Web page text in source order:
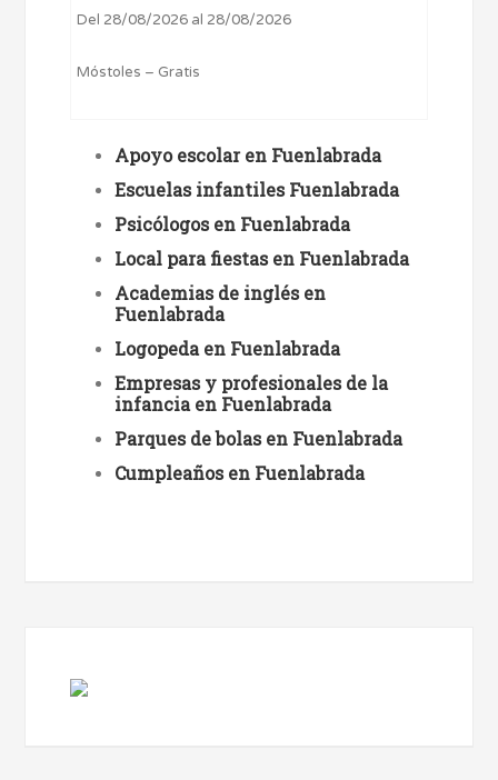
Del 28/08/2026 al 28/08/2026
Móstoles – Gratis
Apoyo escolar en Fuenlabrada
Escuelas infantiles Fuenlabrada
Psicólogos en Fuenlabrada
Local para fiestas en Fuenlabrada
Academias de inglés en
Fuenlabrada
Logopeda en Fuenlabrada
Empresas y profesionales de la
infancia en Fuenlabrada
Parques de bolas en Fuenlabrada
Cumpleaños en Fuenlabrada